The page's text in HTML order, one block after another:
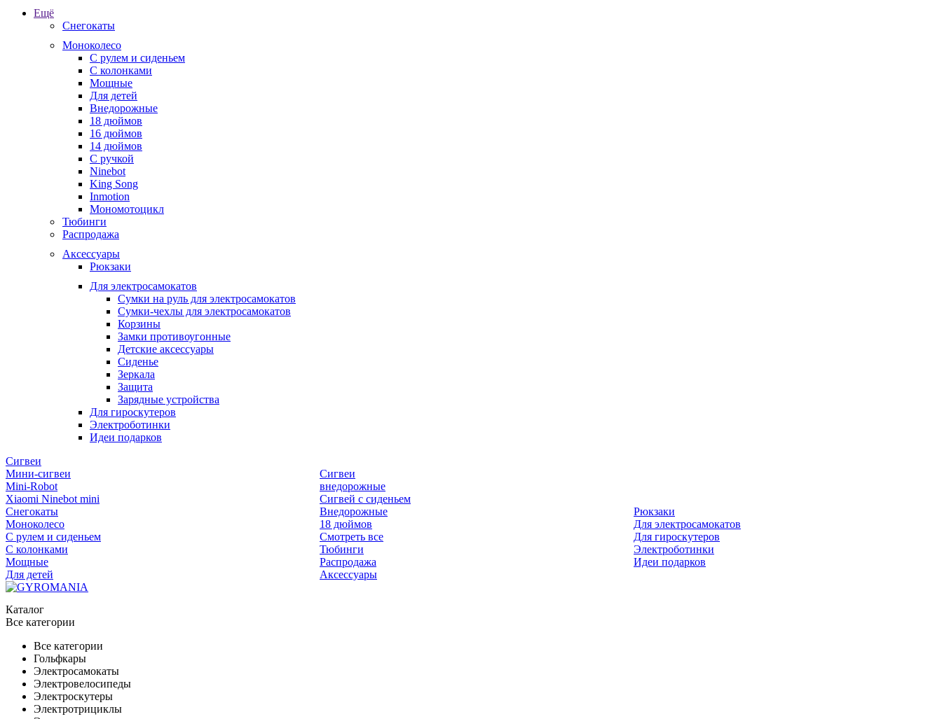
Ещё
Снегокаты
Моноколесо
С рулем и сиденьем
С колонками
Мощные
Для детей
Внедорожные
18 дюймов
16 дюймов
14 дюймов
С ручкой
Ninebot
King Song
Inmotion
Мономотоцикл
Тюбинги
Распродажа
Аксессуары
Рюкзаки
Для электросамокатов
Сумки на руль для электросамокатов
Сумки-чехлы для электросамокатов
Корзины
Замки противоугонные
Детские аксессуары
Сиденье
Зеркала
Защита
Зарядные устройства
Для гироскутеров
Электроботинки
Идеи подарков
Сигвеи
Мини-сигвеи
Mini-Robot
Xiaomi Ninebot mini
Сигвеи
внедорожные
Сигвей с сиденьем
Снегокаты
Моноколесо
С рулем и сиденьем
С колонками
Мощные
Для детей
Внедорожные
18 дюймов
Смотреть все
Тюбинги
Распродажа
Аксессуары
Рюкзаки
Для электросамокатов
Для гироскутеров
Электроботинки
Идеи подарков
Каталог
Все категории
Все категории
Гольфкары
Электросамокаты
Электровелосипеды
Электроскутеры
Электротрициклы